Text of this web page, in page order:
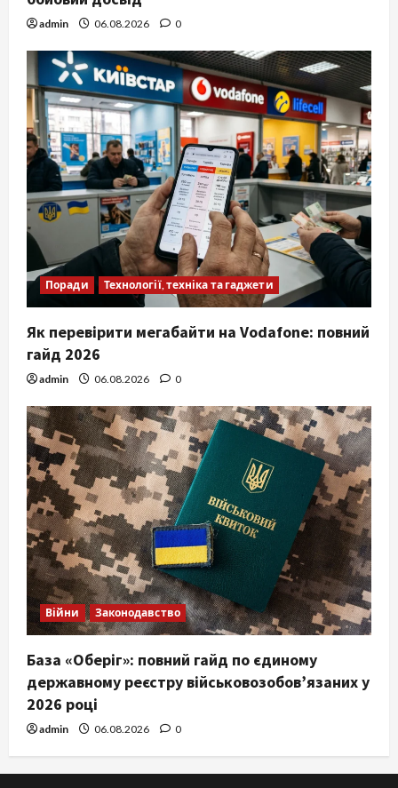
admin 06.08.2026 0
Поради Технології, техніка та гаджети
Як перевірити мегабайти на Vodafone: повний
гайд 2026
admin 06.08.2026 0
Війни Законодавство
База «Оберіг»: повний гайд по єдиному
державному реєстру військовозобов’язаних у
2026 році
admin 06.08.2026 0